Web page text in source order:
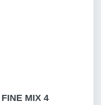
MIX 4